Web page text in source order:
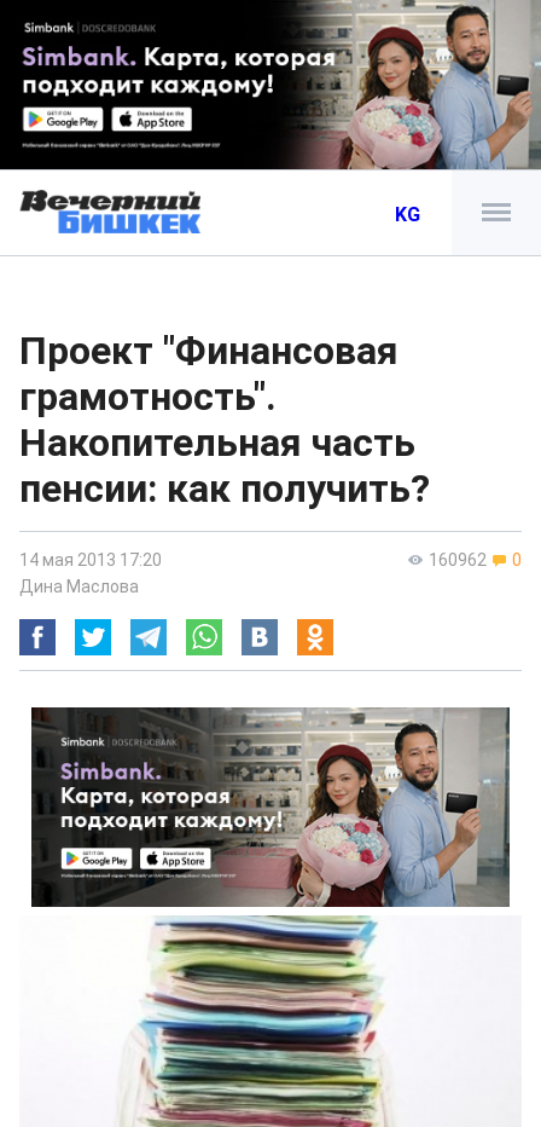
KG
Проект "Финансовая
грамотность".
Накопительная часть
пенсии: как получить?
160962 0
14 мая 2013 17:20
Дина Маслова